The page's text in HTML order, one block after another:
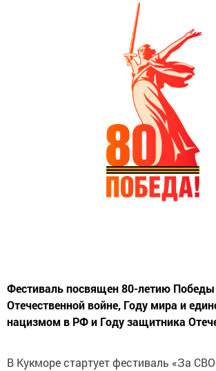
Фестиваль посвящен 80-летию Победы
Отечественной войне, Году мира и
нацизмом в РФ и Году защитника
В Кукморе стартует фестиваль «За